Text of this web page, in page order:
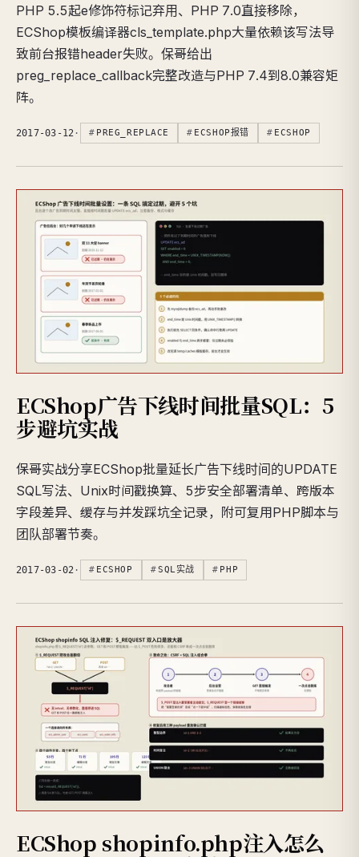
PHP 5.5起e修饰符标记弃用、PHP 7.0直接移除，
ECShop模板编译器cls_template.php大量依赖该写法导
致前台报错header失败。保哥给出
preg_replace_callback完整改造与PHP 7.4到8.0兼容矩
阵。
2017-03-12 · PREG_REPLACE ECSHOP报错 ECSHOP
ECShop广告下线时间批量SQL：5
步避坑实战
保哥实战分享ECShop批量延长广告下线时间的UPDATE
SQL写法、Unix时间戳换算、5步安全部署清单、跨版本
字段差异、缓存与并发踩坑全记录，附可复用PHP脚本与
团队部署节奏。
2017-03-02 · ECSHOP SQL实战 PHP
ECShop shopinfo.php注入怎么